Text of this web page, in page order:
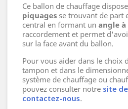
Ce ballon de chauffage
piquages se trouvant de part
central en formant un angle à
raccordement et permet
sur la face avant du ballon.
Pour vous aider dans le choix
tampon et dans le
système de chauffage ou
pouvez consulter notre site
contactez-nous.